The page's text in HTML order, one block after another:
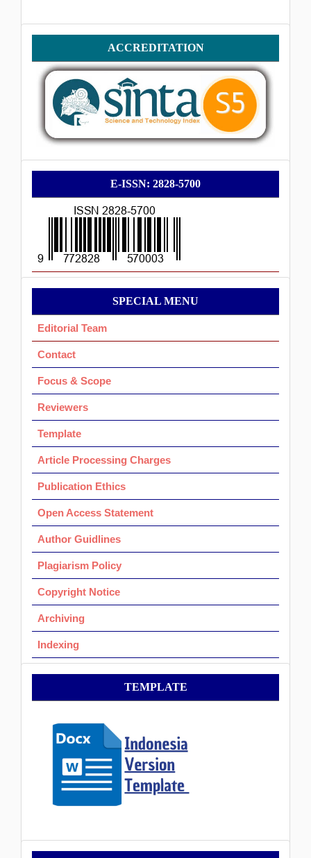
AccreditationACCREDITATION
E-
ISSN
E-ISSN: 2828-5700
Menu
Ok
SPECIAL MENU
Editorial Team
Contact
Focus & Scope
Reviewers
Template
Article Processing Charges
Publication Ethics
Open Access Statement
Author Guidlines
Plagiarism Policy
Copyright Notice
Archiving
Indexing
Template TEMPLATE